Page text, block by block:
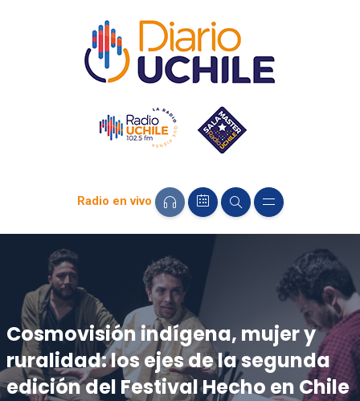
Radio en vivo
Cosmovisión indígena, mujer y
ruralidad: los ejes de la segunda
edición del Festival Hecho en Chile